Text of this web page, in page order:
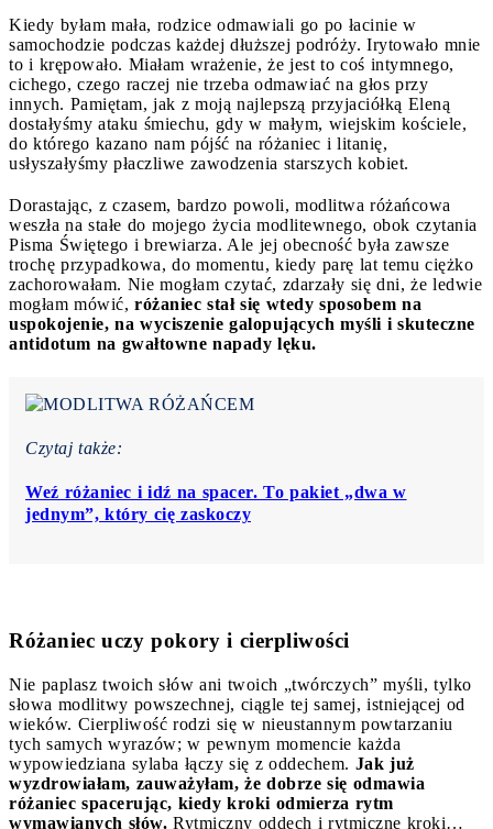
Kiedy byłam mała, rodzice odmawiali go po łacinie w
samochodzie podczas każdej dłuższej podróży. Irytowało mnie
to i krępowało. Miałam wrażenie, że jest to coś intymnego,
cichego, czego raczej nie trzeba odmawiać na głos przy
innych. Pamiętam, jak z moją najlepszą przyjaciółką Eleną
dostałyśmy ataku śmiechu, gdy w małym, wiejskim kościele,
do którego kazano nam pójść na różaniec i litanię,
usłyszałyśmy płaczliwe zawodzenia starszych kobiet.
Dorastając, z czasem, bardzo powoli, modlitwa różańcowa
weszła na stałe do mojego życia modlitewnego, obok czytania
Pisma Świętego i brewiarza. Ale jej obecność była zawsze
trochę przypadkowa, do momentu, kiedy parę lat temu ciężko
zachorowałam. Nie mogłam czytać, zdarzały się dni, że ledwie
mogłam mówić, różaniec stał się wtedy sposobem na
uspokojenie, na wyciszenie galopujących myśli i skuteczne
antidotum na gwałtowne napady lęku.
Czytaj także:
Weź różaniec i idź na spacer. To pakiet „dwa w
jednym”, który cię zaskoczy
Różaniec uczy pokory i cierpliwości
Nie paplasz twoich słów ani twoich „twórczych” myśli, tylko
słowa modlitwy powszechnej, ciągle tej samej, istniejącej od
wieków. Cierpliwość rodzi się w nieustannym powtarzaniu
tych samych wyrazów; w pewnym momencie każda
wypowiedziana sylaba łączy się z oddechem. Jak już
wyzdrowiałam, zauważyłam, że dobrze się odmawia
różaniec spacerując, kiedy kroki odmierza rytm
wymawianych słów. Rytmiczny oddech i rytmiczne kroki…